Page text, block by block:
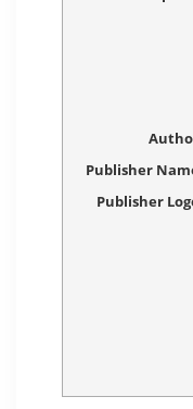
Publisher
Publisher